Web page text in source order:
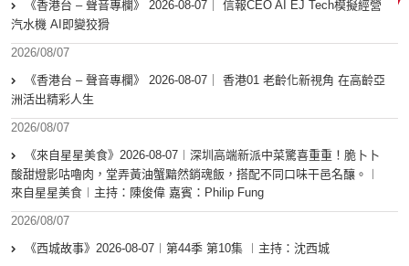
《香港台 – 聲音專欄》 2026-08-07｜ 信報CEO AI EJ Tech模擬經營
汽水機 AI即變狡猾
2026/08/07
《香港台 – 聲音專欄》 2026-08-07｜ 香港01 老齡化新視角 在高齡亞
洲活出精彩人生
2026/08/07
《來自星星美食》2026-08-07︱深圳高端新派中菜驚喜重重！脆卜卜
酸甜燈影咕嚕肉，堂弄黃油蟹黯然銷魂飯，搭配不同口味干邑名釀。︱
來自星星美食︱主持：陳俊偉 嘉賓：Philip Fung
2026/08/07
《西城故事》2026-08-07︱第44季 第10集 ︱主持：沈西城